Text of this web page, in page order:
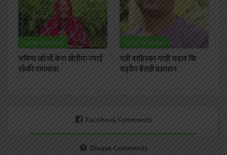
FLASH HEADING
भविष्य खोज्दै केरा खेतीमा रमाई
रहेकी राममाया
FLASH HEADING
गडी बाहिरका गाडी चढ्छ कि
चढ्दैन बैतडी प्रशासन
Facebook Comments
Disqus Comments